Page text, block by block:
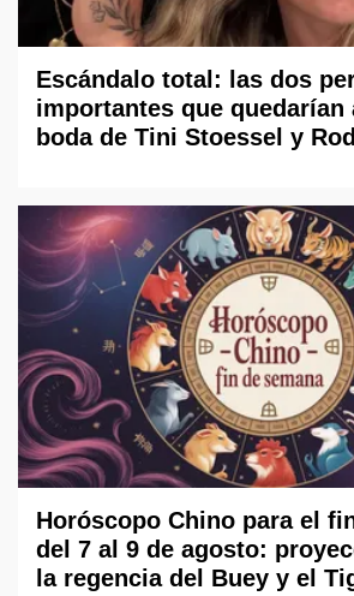
Escándalo total: las dos
importantes que quedarían
boda de Tini Stoessel y
Horóscopo Chino para el
del 7 al 9 de agosto:
la regencia del Buey y el